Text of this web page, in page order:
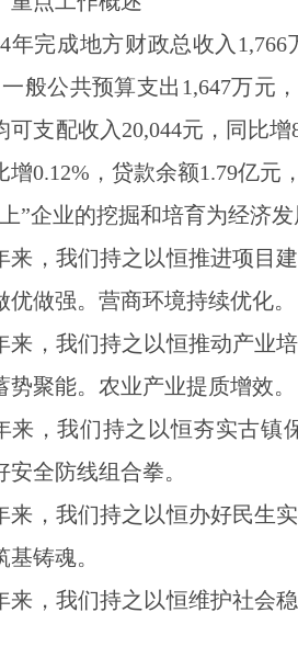
年完成地方财政总收入1 ,766
一般公共预算支出1 ,647万元
可支配收入20,044元，同比
增0.12%，贷款余额1.79亿元
”企业的挖掘和培育为经济
来，我们持之以恒推进项目
优做强。营商环境持续优化。
来，我们持之以恒推动产业
势聚能。 农业产业提质增效。
来，我们持之以恒夯实古镇
安全防线组合拳。
来，我们持之以恒办好民生
基铸魂。
来，我们持之以恒维护社会